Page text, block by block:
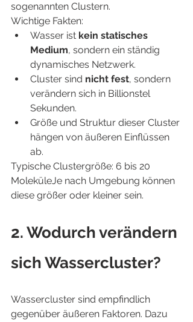
sogenannten Clustern.
Wichtige Fakten:
Wasser ist kein statisches
Medium, sondern ein ständig
dynamisches Netzwerk.
Cluster sind nicht fest, sondern
verändern sich in Billionstel
Sekunden.
Größe und Struktur dieser Cluster
hängen von äußeren Einflüssen
ab.
Typische Clustergröße: 6 bis 20
MoleküleJe nach Umgebung können
diese größer oder kleiner sein.
2. Wodurch verändern
sich Wassercluster?
Wassercluster sind empfindlich
gegenüber äußeren Faktoren. Dazu